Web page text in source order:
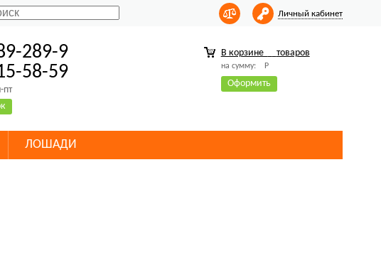
Личный кабинет
289-9
58-59
пт
В корзине товаров
на сумму: Р
Оформить
ЛОШАДИ